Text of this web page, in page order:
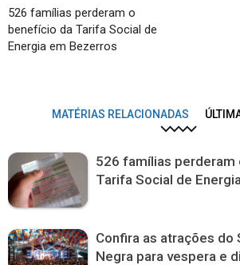
526 famílias perderam o
benefício da Tarifa Social de
Energia em Bezerros
MATÉRIAS RELACIONADAS
526 famílias perderam
Tarifa Social de
Confira as atrações do
Negra para vespera e